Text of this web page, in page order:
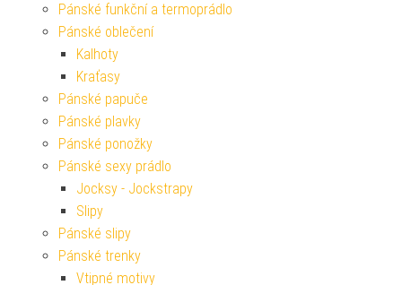
Pánské funkční a termoprádlo
Pánské oblečení
Kalhoty
Kraťasy
Pánské papuče
Pánské plavky
Pánské ponožky
Pánské sexy prádlo
Jocksy - Jockstrapy
Slipy
Pánské slipy
Pánské trenky
Vtipné motivy